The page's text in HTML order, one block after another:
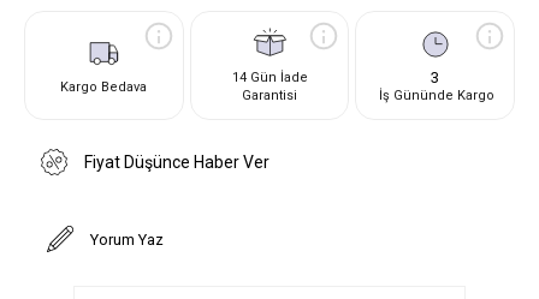
Kargo Bedava
14 Gün İade
Garantisi
3
İş Gününde Kargo
Fiyat Düşünce Haber Ver
Yorum Yaz